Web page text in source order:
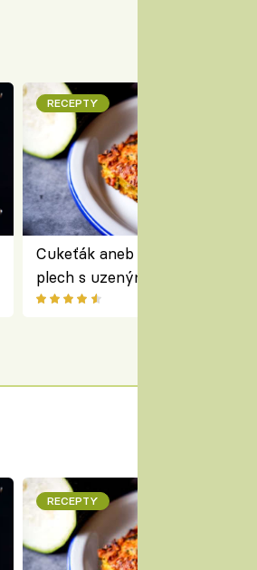
RECEPTY
Cukeťák aneb cuketový nákyp
plech s uzeným masem –
způsob, jak zpracovat
RECEPTY